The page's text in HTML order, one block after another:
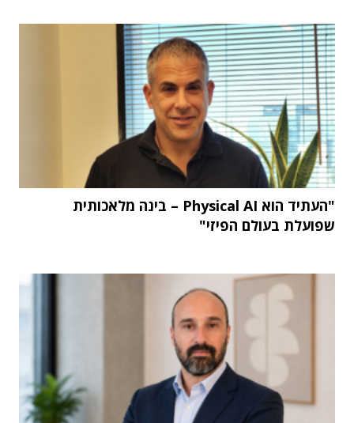
"העתיד הוא Physical AI – בינה מלאכותית
שפועלת בעולם הפיזי"